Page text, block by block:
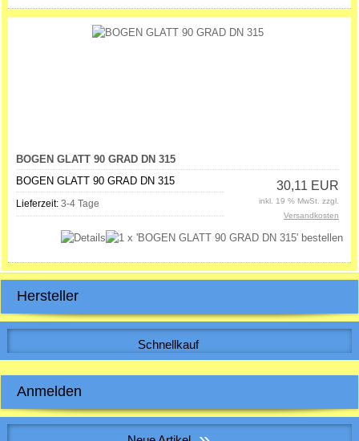
BOGEN GLATT 90 GRAD DN 315
BOGEN GLATT 90 GRAD DN 315
Lieferzeit: 3-4 Tage
30,11 EUR
inkl. 19 % MwSt. zzgl.
Versandkosten
Hersteller
Schnellkauf
Anmelden
E-Mail-Adresse: